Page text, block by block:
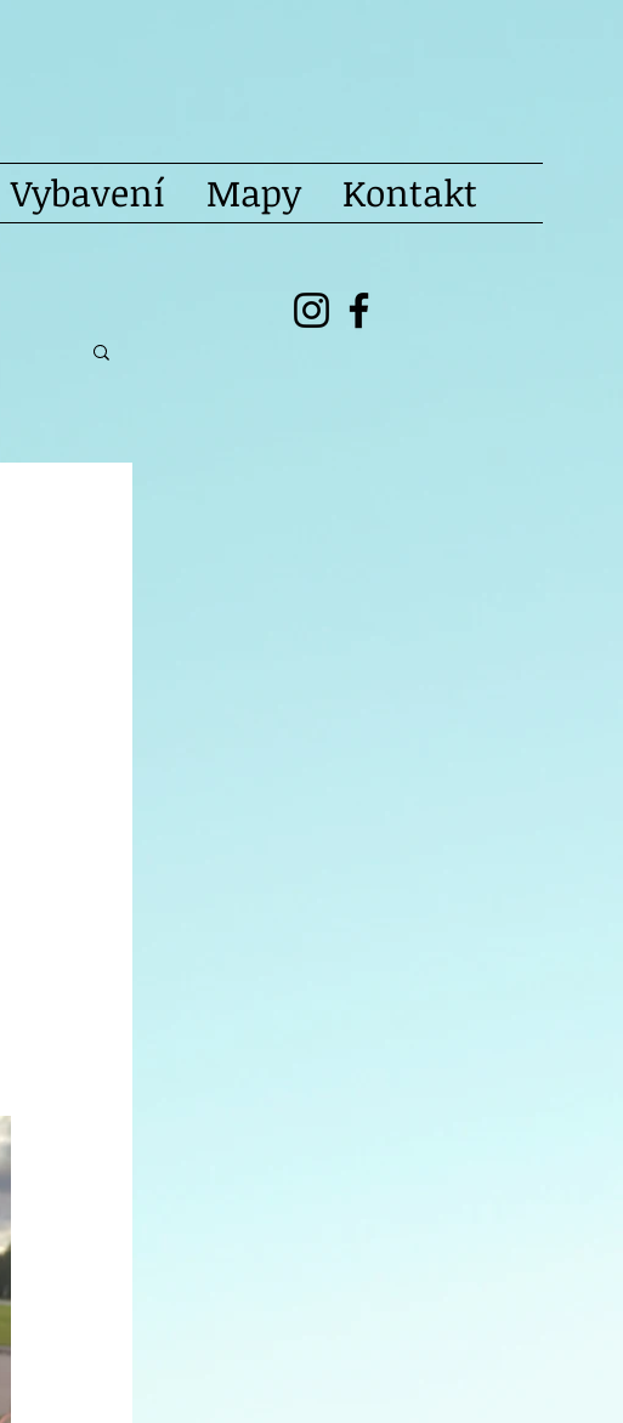
Vybavení Mapy Kontakt